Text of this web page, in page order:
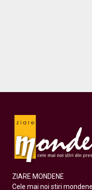
ZIARE MONDENE
Cele mai noi stiri